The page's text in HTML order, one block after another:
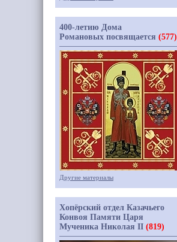
400-летию Дома
Романовых посвящается (577)
Другие материалы
Хопёрский отдел Казачьего
Конвоя Памяти Царя
Мученика Николая II (819)